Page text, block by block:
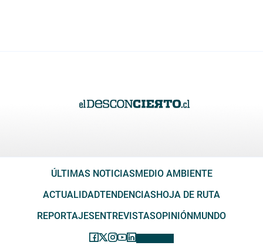
ÚLTIMAS NOTICIAS MEDIO AMBIENTE
ACTUALIDADTENDENCIAS HOJA DE RUTA
REPORTAJES ENTREVISTASOPINIÓN MUNDO